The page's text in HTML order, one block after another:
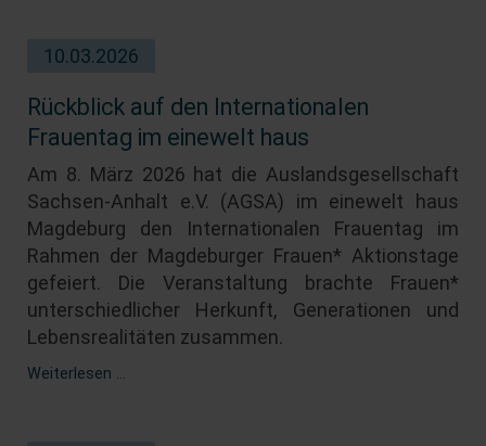
10.03.2026
Rückblick auf den Internationalen
Frauentag im einewelt haus
Am 8. März 2026 hat die Auslandsgesellschaft
Sachsen-Anhalt e.V. (AGSA) im einewelt haus
Magdeburg den Internationalen Frauentag im
Rahmen der Magdeburger Frauen* Aktionstage
gefeiert. Die Veranstaltung brachte Frauen*
unterschiedlicher Herkunft, Generationen und
Lebensrealitäten zusammen.
Weiterlesen …